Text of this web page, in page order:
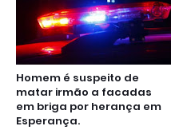
Homem é suspeito de
matar irmão a facadas
em briga por herança em
Esperança.